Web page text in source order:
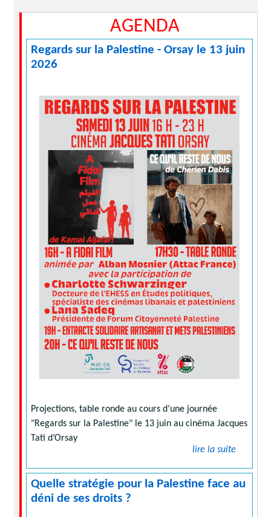
AGENDA
Regards sur la Palestine - Orsay le 13 juin
2026
Projections, table ronde au cours d’une journée
"Regards sur la Palestine" le 13 juin au cinéma Jacques
Tati d’Orsay
lire la suite
Quelle stratégie pour la Palestine face au
déni de ses droits ?